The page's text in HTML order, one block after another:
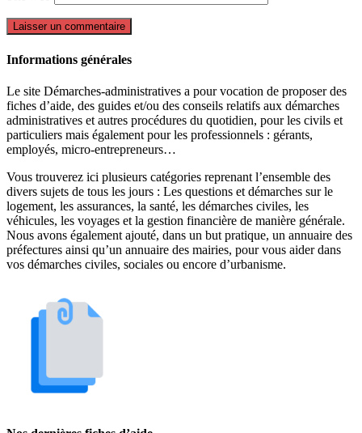
Informations générales
Le site Démarches-administratives a pour vocation de proposer des
fiches d’aide, des guides et/ou des conseils relatifs aux démarches
administratives et autres procédures du quotidien, pour les civils et
particuliers mais également pour les professionnels : gérants,
employés, micro-entrepreneurs…
Vous trouverez ici plusieurs catégories reprenant l’ensemble des
divers sujets de tous les jours : Les questions et démarches sur le
logement, les assurances, la santé, les démarches civiles, les
véhicules, les voyages et la gestion financière de manière générale.
Nous avons également ajouté, dans un but pratique, un annuaire des
préfectures ainsi qu’un annuaire des mairies, pour vous aider dans
vos démarches civiles, sociales ou encore d’urbanisme.